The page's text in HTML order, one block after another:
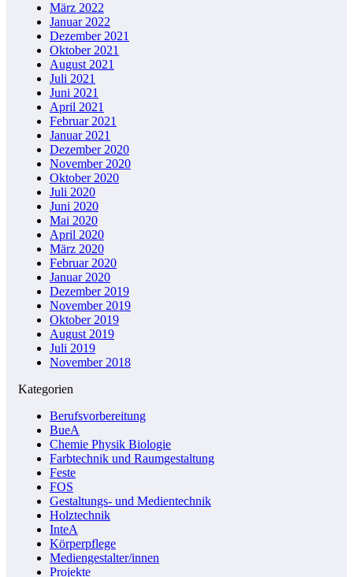
März 2022
Januar 2022
Dezember 2021
Oktober 2021
August 2021
Juli 2021
Juni 2021
April 2021
Februar 2021
Januar 2021
Dezember 2020
November 2020
Oktober 2020
Juli 2020
Juni 2020
Mai 2020
April 2020
März 2020
Februar 2020
Januar 2020
Dezember 2019
November 2019
Oktober 2019
August 2019
Juli 2019
November 2018
Kategorien
Berufsvorbereitung
BueA
Chemie Physik Biologie
Farbtechnik und Raumgestaltung
Feste
FOS
Gestaltungs- und Medientechnik
Holztechnik
InteA
Körperpflege
Mediengestalter/innen
Projekte